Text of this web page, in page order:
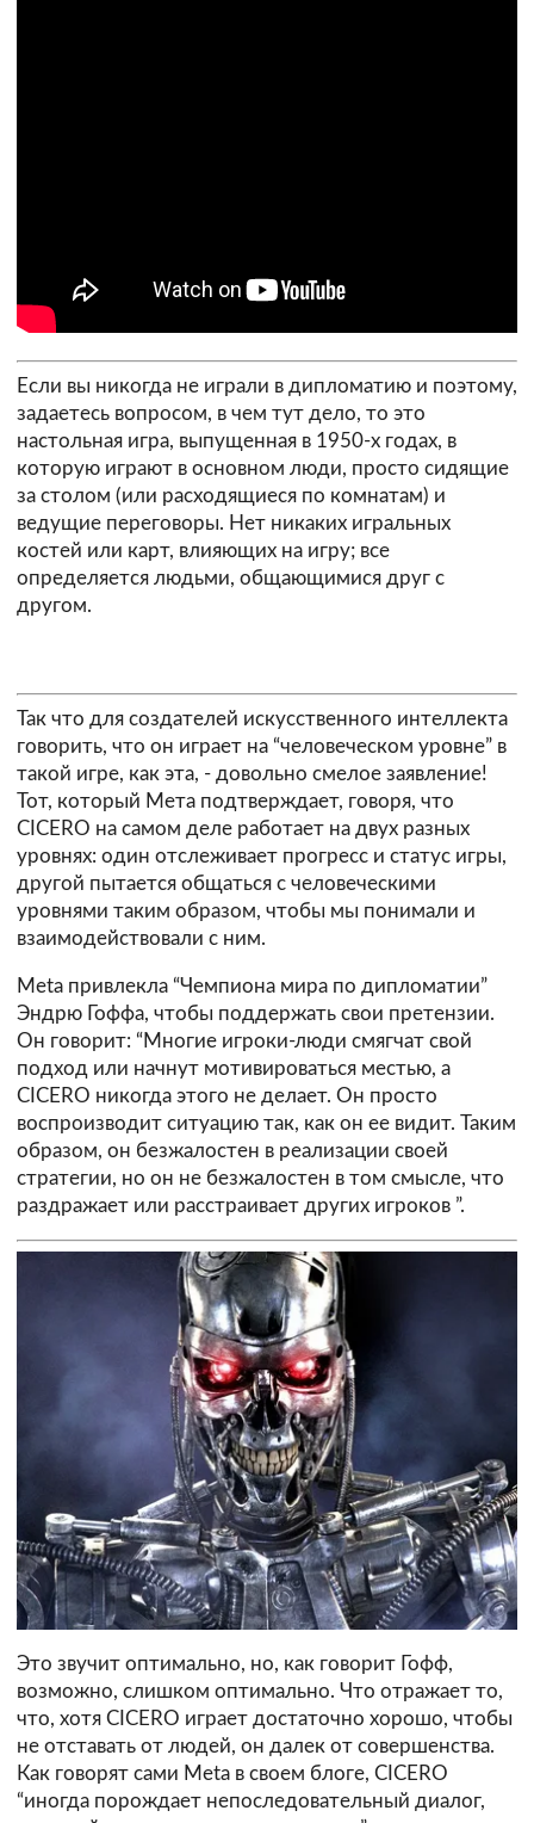
Если вы никогда не играли в дипломатию и поэтому,
задаетесь вопросом, в чем тут дело, то это
настольная игра, выпущенная в 1950-х годах, в
которую играют в основном люди, просто сидящие
за столом (или расходящиеся по комнатам) и
ведущие переговоры. Нет никаких игральных
костей или карт, влияющих на игру; все
определяется людьми, общающимися друг с
другом.
Так что для создателей искусственного интеллекта
говорить, что он играет на “человеческом уровне” в
такой игре, как эта, - довольно смелое заявление!
Тот, который Мета подтверждает, говоря, что
CICERO на самом деле работает на двух разных
уровнях: один отслеживает прогресс и статус игры,
другой пытается общаться с человеческими
уровнями таким образом, чтобы мы понимали и
взаимодействовали с ним.
Meta привлекла “Чемпиона мира по дипломатии”
Эндрю Гоффа, чтобы поддержать свои претензии.
Он говорит: “Многие игроки-люди смягчат свой
подход или начнут мотивироваться местью, а
CICERO никогда этого не делает. Он просто
воспроизводит ситуацию так, как он ее видит. Таким
образом, он безжалостен в реализации своей
стратегии, но он не безжалостен в том смысле, что
раздражает или расстраивает других игроков ”.
Это звучит оптимально, но, как говорит Гофф,
возможно, слишком оптимально. Что отражает то,
что, хотя CICERO играет достаточно хорошо, чтобы
не отставать от людей, он далек от совершенства.
Как говорят сами Meta в своем блоге, CICERO
“иногда порождает непоследовательный диалог,